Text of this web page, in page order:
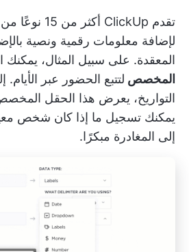
تقدم ClickUp
أكثر من 15 نوعًا من الحقول المخصصة
لإضافة معلومات رقمية ونصية
المعقدة. على سبيل المثال، يمكنك
المخصص لتتبع الحضور عبر
التواريخ، يعرض هذا الحقل
يمكنك تسجيل ما إذا كان شخص
إلى المغادرة مبكرًا.